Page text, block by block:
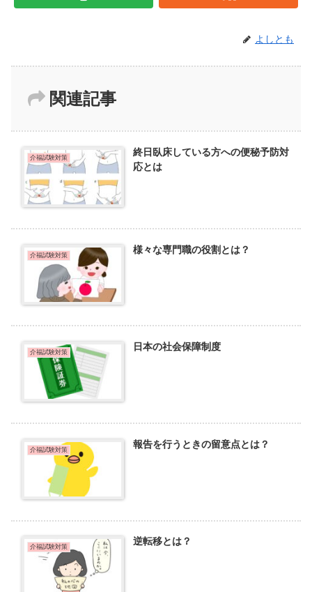
よしとも
関連記事
介福試験対策
終日臥床している方への便秘予防対
応とは
介福試験対策 様々な専門職の役割とは？
介福試験対策 日本の社会保障制度
介福試験対策 報告を行うときの留意点とは？
介福試験対策 逆転移とは？